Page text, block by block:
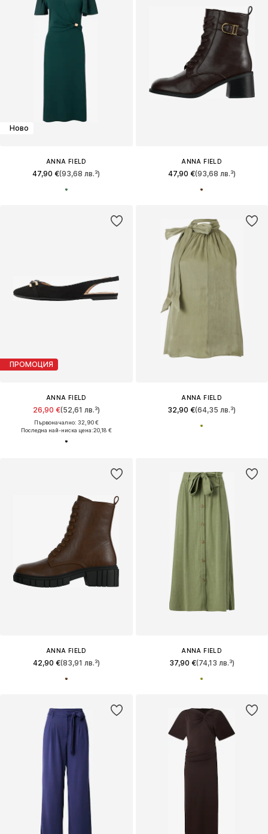
Ново
ANNA FIELD
47,90 €(93,68 лв.³)
ANNA FIELD
47,90 €(93,68 лв.³)
ПРОМОЦИЯ
ANNA FIELD
26,90 €(52,61 лв.³)
Първоначално: 32,90 €
Последна най-ниска цена:20,18 €
ANNA FIELD
32,90 €(64,35 лв.³)
ANNA FIELD
42,90 €(83,91 лв.³)
ANNA FIELD
37,90 €(74,13 лв.³)